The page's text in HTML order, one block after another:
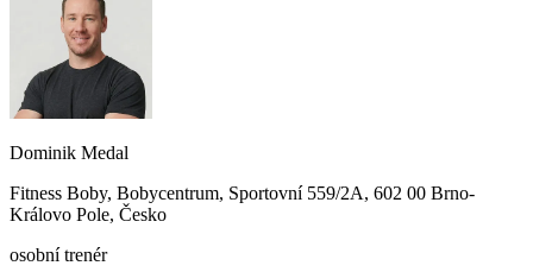
Dominik Medal
Fitness Boby, Bobycentrum, Sportovní 559/2A, 602 00 Brno-
Královo Pole, Česko
osobní trenér